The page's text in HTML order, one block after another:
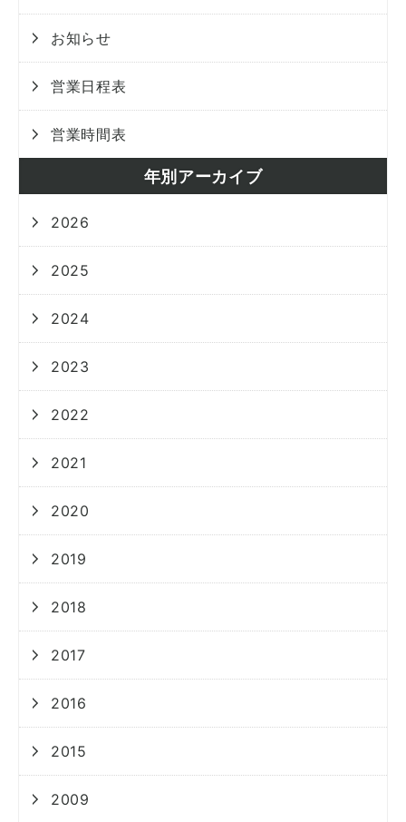
お知らせ
営業日程表
営業時間表
年別アーカイブ
2026
2025
2024
2023
2022
2021
2020
2019
2018
2017
2016
2015
2009